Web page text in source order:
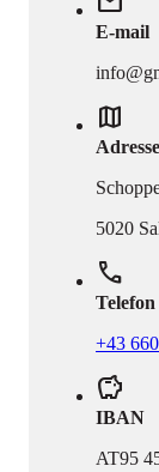
E-mail
map
Adresse
5020
phone
Telefon
+43
savings
IBAN
AT95